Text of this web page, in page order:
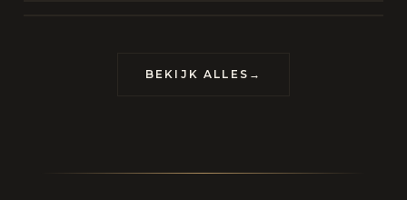
BEKIJK ALLES →